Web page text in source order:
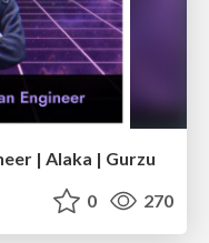
| Alaka | Gurzu
0 270